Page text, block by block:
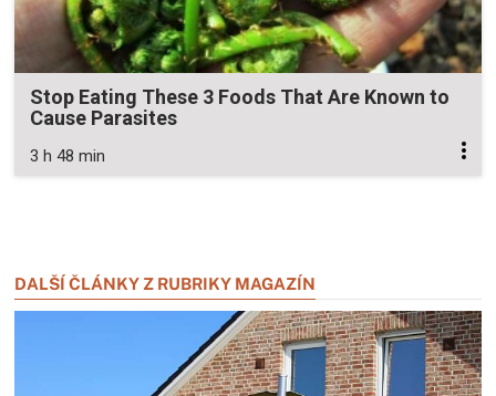
Stop Eating These 3 Foods That Are Known to
Cause Parasites
3 h 48 min
DALŠÍ ČLÁNKY Z RUBRIKY MAGAZÍN